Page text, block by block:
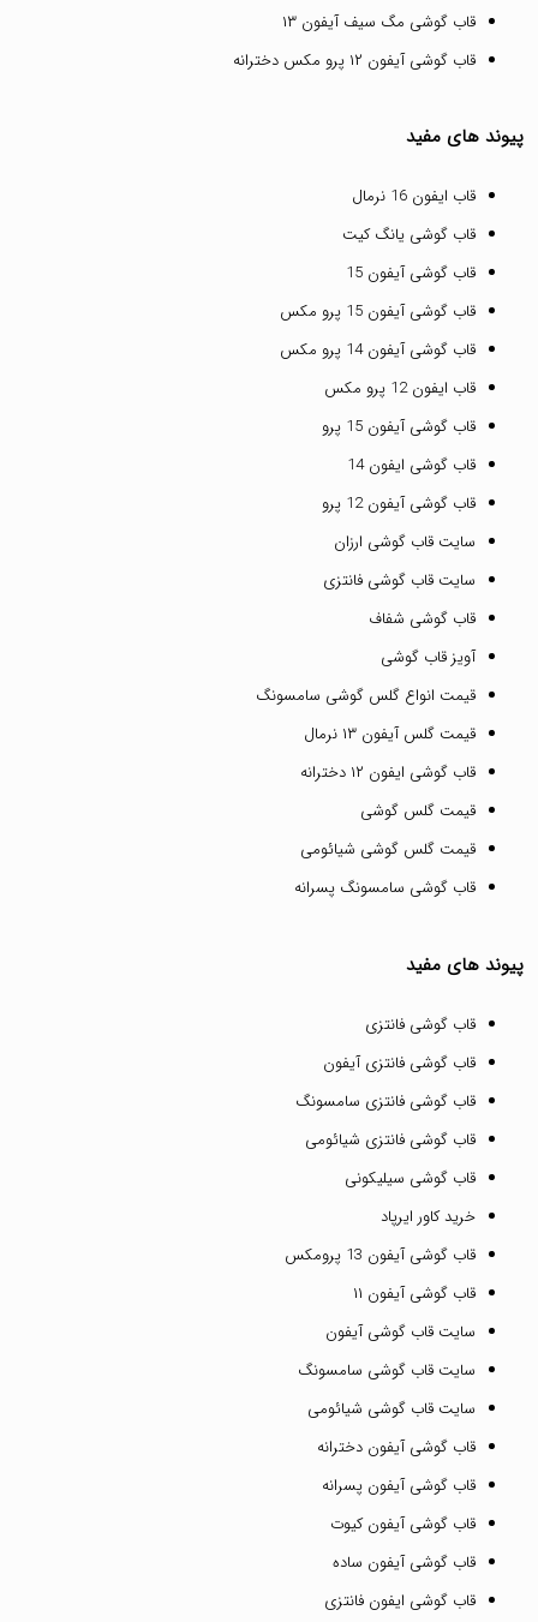
قاب گوشی مگ سیف آیفون ۱۳
قاب گوشی آیفون ۱۲ پرو مکس دخترانه
پیوند های مفید
قاب ایفون 16 نرمال
قاب گوشی یانگ کیت
قاب گوشی آیفون 15
قاب گوشی آیفون 15 پرو مکس
قاب گوشی آیفون 14 پرو مکس
قاب ایفون 12 پرو مکس
قاب گوشی آیفون 15 پرو
قاب گوشی ایفون 14
قاب گوشی آیفون 12 پرو
سایت قاب گوشی ارزان
سایت قاب گوشی فانتزی
قاب گوشی شفاف
آویز قاب گوشی
قیمت انواع گلس گوشی سامسونگ
قیمت گلس آیفون ۱۳ نرمال
قاب گوشی ایفون ۱۲ دخترانه
قیمت گلس گوشی
قیمت گلس گوشی شیائومی
قاب گوشی سامسونگ پسرانه
پیوند های مفید
قاب گوشی فانتزی
قاب گوشی فانتزی آیفون
قاب گوشی فانتزی سامسونگ
قاب گوشی فانتزی شیائومی
قاب گوشی سیلیکونی
خرید کاور ایرپاد
قاب گوشی آیفون 13 پرومکس
قاب گوشی آیفون ۱۱
سایت قاب گوشی آیفون
سایت قاب گوشی سامسونگ
سایت قاب گوشی شیائومی
قاب گوشی آیفون دخترانه
قاب گوشی آیفون پسرانه
قاب گوشی آیفون کیوت
قاب گوشی آیفون ساده
قاب گوشی ایفون فانتزی